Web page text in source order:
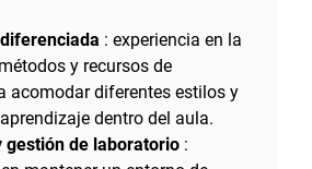
: experiencia en la
y recursos de
acomodar diferentes estilos y
dentro del aula.
gestión de laboratorio :